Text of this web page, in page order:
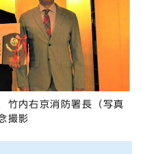
竹内右京消防署長（写真
撮影